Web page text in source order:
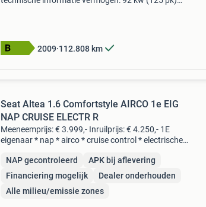
2009 112.808 km
Seat Altea 1.6 Comfortstyle AIRCO 1e EIG
NAP CRUISE ELECTR R
Meeneemprijs: € 3.999,- Inruilprijs: € 4.250,- 1E
eigenaar * nap * airco * cruise control * electrische
aantal deuren: 5 kleur: blauw metalli
NAP gecontroleerd
APK bij aflevering
Financiering mogelijk
Dealer onderhouden
Alle milieu/emissie zones